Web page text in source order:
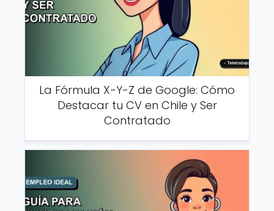
La Fórmula X-Y-Z de Google: Cómo
Destacar tu CV en Chile y Ser
Contratado